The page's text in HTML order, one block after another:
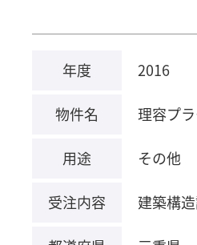
年度 2016
物件名 理容プ
用途 その他
受注内容 建築構